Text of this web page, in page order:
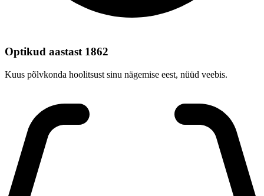
Optikud aastast 1862
Kuus põlvkonda hoolitsust sinu nägemise eest, nüüd veebis.